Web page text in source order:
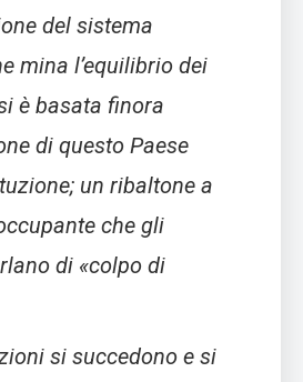
del sistema
mina l’equilibrio dei
è basata finora
di questo Paese
un ribaltone a
che gli
di «colpo di
si succedono e si